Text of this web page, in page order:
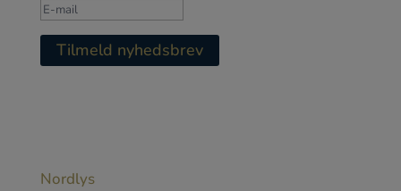
Tilmeld nyhedsbrev
Nordlys